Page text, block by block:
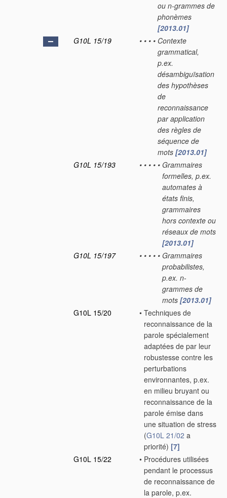
ou n-grammes de
phonèmes
[2013.01]
G10L 15/19
• • • • Contexte
grammatical,
p.ex.
désambiguïsation
des hypothèses
de
reconnaissance
par application
des règles de
séquence de
mots [2013.01]
G10L 15/193
• • • • • Grammaires
formelles, p.ex.
automates à
états finis,
grammaires
hors contexte ou
réseaux de mots
[2013.01]
G10L 15/197
• • • • • Grammaires
probabilistes,
p.ex. n-
grammes de
mots [2013.01]
G10L 15/20
• Techniques de
reconnaissance de la
parole spécialement
adaptées de par leur
robustesse contre les
perturbations
environnantes, p.ex.
en milieu bruyant ou
reconnaissance de la
parole émise dans
une situation de stress
(G10L 21/02 a
priorité) [7]
G10L 15/22
• Procédures utilisées
pendant le processus
de reconnaissance de
la parole, p.ex.